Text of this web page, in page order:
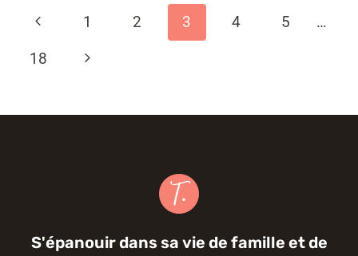
APHTES
Navigation
de
Page
précédente
1 2 3 4 5
…
18
Page
S'épanouir dans sa vie de famille et de